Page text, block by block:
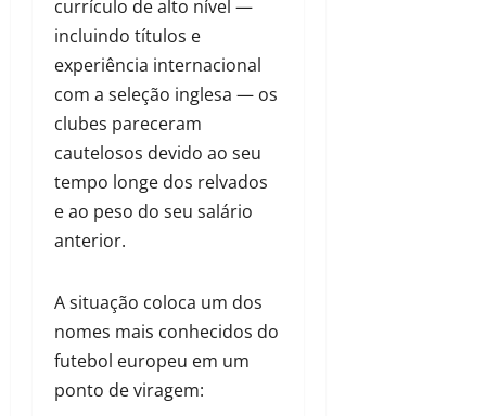
currículo de alto nível —
incluindo títulos e
experiência internacional
com a seleção inglesa — os
clubes pareceram
cautelosos devido ao seu
tempo longe dos relvados
e ao peso do seu salário
anterior.
A situação coloca um dos
nomes mais conhecidos do
futebol europeu em um
ponto de viragem: